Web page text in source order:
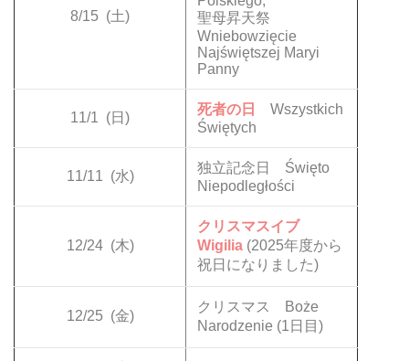
8/15 (土)
聖母昇天祭
Wniebowzięcie
Najświętszej Maryi
Panny
11/1 (日)
死者の日
Wszystkich
Świętych
11/11 (水)
独立記念日 Święto
Niepodległości
12/24 (木)
クリスマスイブ
Wigilia (2025年度から
祝日になりました)
12/25 (金)
クリスマス Boże
Narodzenie (1日目)